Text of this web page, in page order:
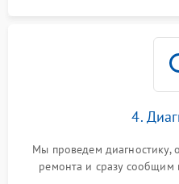
4.
Мы проведем диагностику,
ремонта и сразу сообщим